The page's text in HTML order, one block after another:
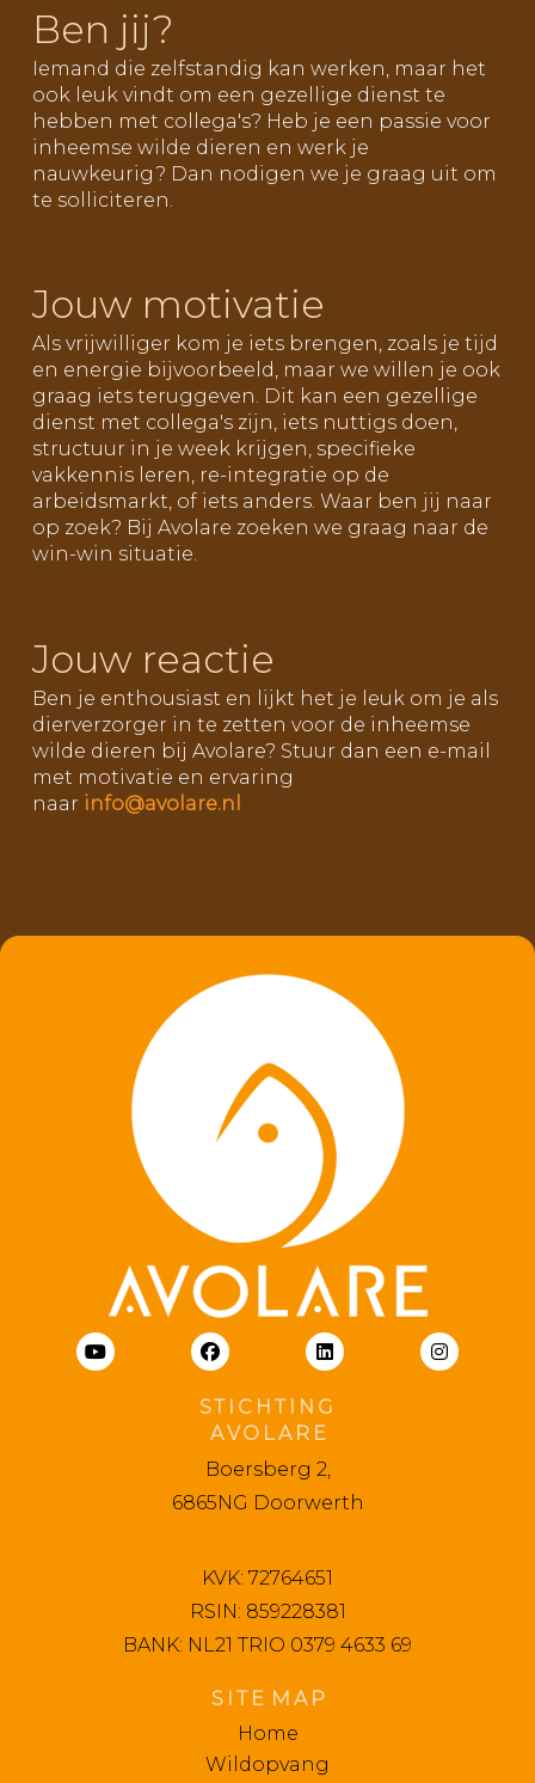
Ben jij?
Iemand die zelfstandig kan werken, maar het
ook leuk vindt om een gezellige dienst te
hebben met collega's? Heb je een passie voor
inheemse wilde dieren en werk je
nauwkeurig? Dan nodigen we je graag uit om
te solliciteren.
Jouw motivatie
Als vrijwilliger kom je iets brengen, zoals je tijd
en energie bijvoorbeeld, maar we willen je ook
graag iets teruggeven. Dit kan een gezellige
dienst met collega's zijn, iets nuttigs doen,
structuur in je week krijgen, specifieke
vakkennis leren, re-integratie op de
arbeidsmarkt, of iets anders. Waar ben jij naar
op zoek? Bij Avolare zoeken we graag naar de
win-win situatie.
Jouw reactie
Ben je enthousiast en lijkt het je leuk om je als
dierverzorger in te zetten voor de inheemse
wilde dieren bij Avolare? Stuur dan een e-mail
met motivatie en ervaring
naar info@avolare.nl
S T I C H T I N G
A V O L A R E
Boersberg 2,
6865NG Doorwerth
KVK: 72764651
RSIN: 859228381
BANK: NL21 TRIO 0379 4633 69
S I T E M A P
Home
Wildopvang